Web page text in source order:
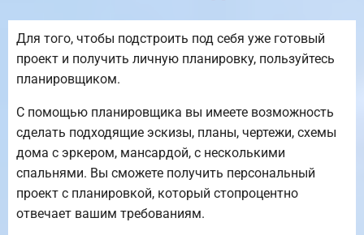
Для того, чтобы подстроить под себя уже готовый
проект и получить личную планировку, пользуйтесь
планировщиком.
С помощью планировщика вы имеете возможность
сделать подходящие эскизы, планы, чертежи, схемы
дома с эркером, мансардой, с несколькими
спальнями. Вы сможете получить персональный
проект с планировкой, который стопроцентно
отвечает вашим требованиям.